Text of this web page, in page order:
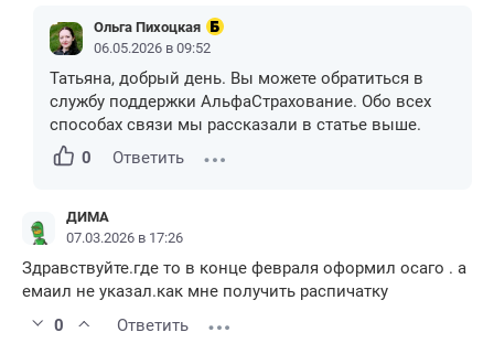
Ольга Пихоцкая
06.05.2026 в 09:52
Татьяна, добрый день. Вы можете обратиться в
службу поддержки АльфаСтрахование. Обо всех
способах связи мы рассказали в статье выше.
0
Ответить
ДИМА
07.03.2026 в 17:26
Здравствуйте.где то в конце февраля оформил осаго . а
емаил не указал.как мне получить распичатку
0
Ответить